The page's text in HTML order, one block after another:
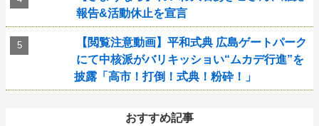
報告&活動休止を宣言
【閲覧注意動画】平和式典 広島ゲートパーク
にて中核派がバリキッショい“ムカデ行進”を
披露「高市！打倒！式典！粉砕！」
おすすめ記事